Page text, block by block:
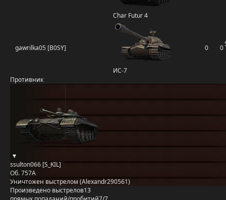
Char Futur 4
gawrilka05 [B0SY]
ИС-7
0 0
Противник
ssulton066 [S_KIL]
Об. 757А
Уничтожен выстрелом (Alexandr290561)
Произведено выстрелов13